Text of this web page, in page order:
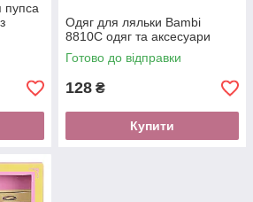
пупса
Одяг для ляльки Bambi
8810C одяг та аксесуари
Готово до відправки
128 ₴
Купити